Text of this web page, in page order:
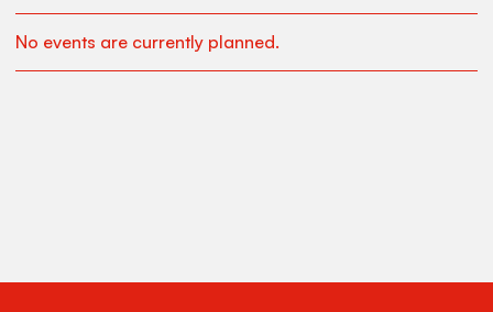
No events are currently planned.